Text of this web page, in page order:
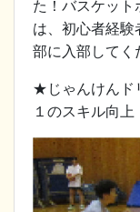
た！バスケット
は、初心者経験
部に入部してく
★じゃんけん
１のスキル向